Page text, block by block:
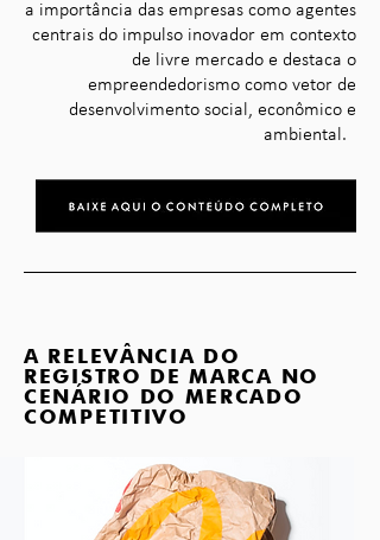
a importância das empresas como agentes
centrais do impulso inovador em contexto
de livre mercado e destaca o
empreendedorismo como vetor de
desenvolvimento social, econômico e
ambiental.
A RELEVÂNCIA DO
REGISTRO DE MARCA NO
CENÁRIO DO MERCADO
COMPETITIVO